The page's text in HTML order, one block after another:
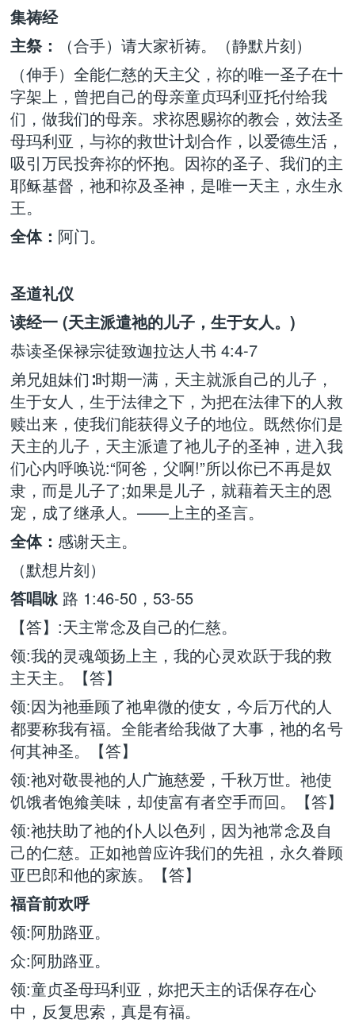
集祷经
主祭：
（合手）请大家祈祷。（静默片刻）
（伸手）全能仁慈的天主父，祢的唯一圣子在十
字架上，曾把自己的母亲童贞玛利亚托付给我
们，做我们的母亲。求祢恩赐祢的教会，效法圣
母玛利亚，与祢的救世计划合作，以爱德生活，
吸引万民投奔祢的怀抱。因祢的圣子、我们的主
耶稣基督，祂和祢及圣神，是唯一天主，永生永
王。
全体： 阿门。
圣道礼仪
读经一 (天主派遣祂的儿子，生于女人。)
恭读圣保禄宗徒致迦拉达人书 4:4-7
弟兄姐妹们∶时期一满，天主就派自己的儿子，
生于女人，生于法律之下，为把在法律下的人救
赎出来，使我们能获得义子的地位。既然你们是
天主的儿子，天主派遣了祂儿子的圣神，进入我
们心内呼唤说:“阿爸，父啊!”所以你已不再是奴
隶，而是儿子了;如果是儿子，就藉着天主的恩
宠，成了继承人。——上主的圣言。
全体： 感谢天主。
（默想片刻）
答唱咏 路 1:46-50，53-55
【答】:天主常念及自己的仁慈。
领:我的灵魂颂扬上主，我的心灵欢跃于我的救
主天主。【答】
领:因为祂垂顾了祂卑微的使女，今后万代的人
都要称我有福。全能者给我做了大事，祂的名号
何其神圣。【答】
领:祂对敬畏祂的人广施慈爱，千秋万世。祂使
饥饿者饱飨美味，却使富有者空手而回。【答】
领:祂扶助了祂的仆人以色列，因为祂常念及自
己的仁慈。正如祂曾应许我们的先祖，永久眷顾
亚巴郎和他的家族。【答】
福音前欢呼
领:阿肋路亚。
众:阿肋路亚。
领:童贞圣母玛利亚，妳把天主的话保存在心
中，反复思索，真是有福。